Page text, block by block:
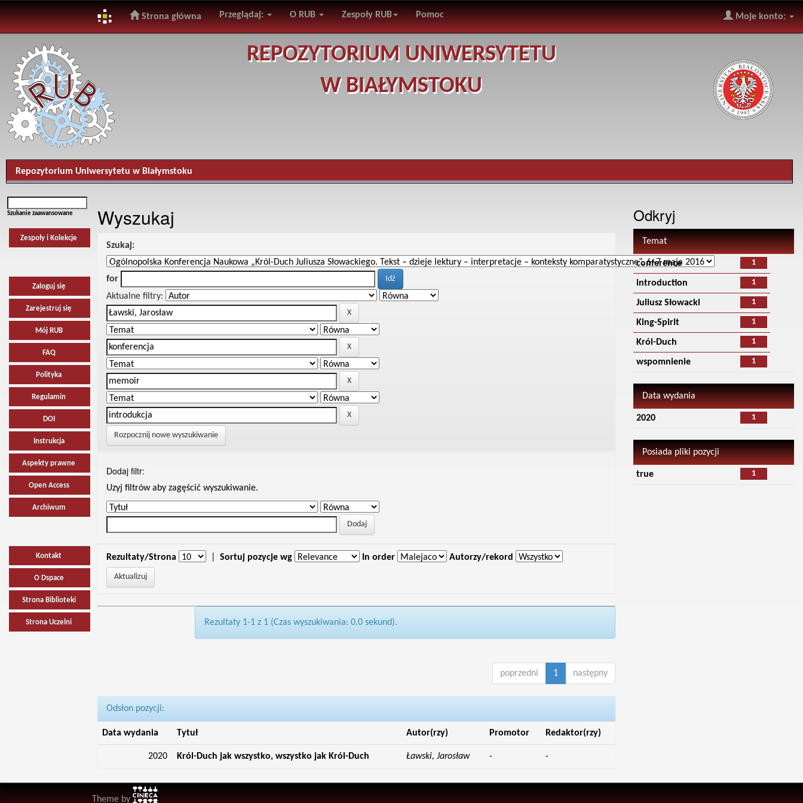
navigation
Strona główna Przeglądaj: O RUB Zespoły RUB Pomoc Moje konto:
REPOZYTORIUM UNIWERSYTETU
W BIAŁYMSTOKU
Repozytorium Uniwersytetu w Białymstoku
Szukanie zaawansowane
Zespoły i Kolekcje
Zaloguj się
Zarejestruj się
Mój RUB
FAQ
Polityka
Regulamin
DOI
Instrukcja
Aspekty prawne
Open Access
Archiwum
Kontakt
O Dspace
Strona Biblioteki
Strona Uczelni
Wyszukaj
Szukaj:
for
Aktualne filtry:
Rozpocznij nowe wyszukiwanie
Dodaj filtr:
Uzyj filtrów aby zagęścić wyszukiwanie.
Rezultaty/Strona Sortuj pozycje wg In order Autorzy/rekord
Rezultaty 1-1 z 1 (Czas wyszukiwania: 0.0 sekund).
poprzedni 1 następny
Odsłon pozycji:
Data wydania Tytuł Autor(rzy) Promotor Redaktor(rzy)
2020 Król-Duch jak wszystko, wszystko jak Król-Duch Ławski, Jarosław - -
Odkryj
Temat
1
conference
1
introduction
1
Juliusz Słowacki
1
King-Spirit
1
Król-Duch
1
wspomnienie
Data wydania
1
2020
Posiada pliki pozycji
1
true
Theme by